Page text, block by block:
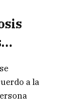
a la